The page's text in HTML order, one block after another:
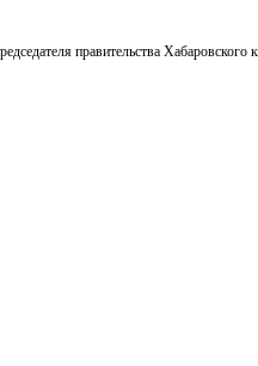
правительства Хабаровского